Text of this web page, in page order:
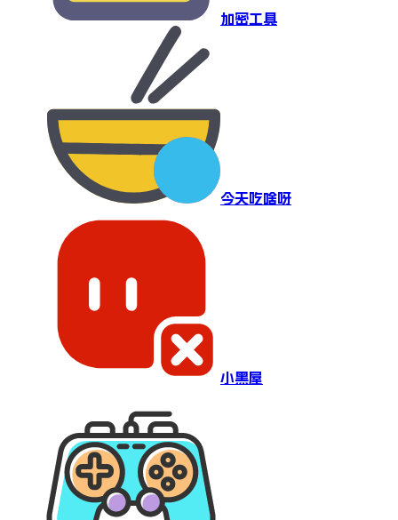
加密工具
今天吃啥呀
小黑屋